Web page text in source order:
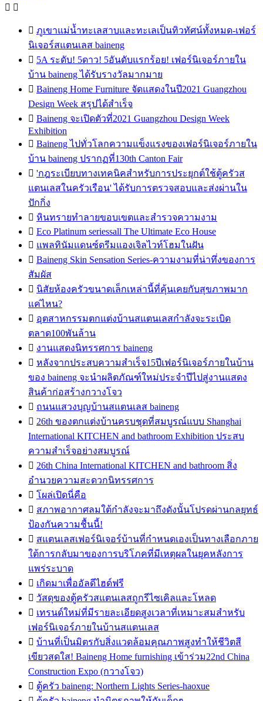
 
 ภูเขาแม่น้ำทะเลสาบและทะเลเป็นทิวทัศน์ทั้งหมด-เฟอร์
นิเจอร์สแตนเลส baineng
 5A ระดับ! 5ดาว! 5อันดับแรกร้อย! เฟอร์นิเจอร์ภายใน
บ้าน baineng ได้รับรางวัลมากมาย
 Baineng Home Furniture จัดแสดงในปี2021 Guangzhou
Design Week สรุปได้สำเร็จ
 Baineng จะเปิดตัวที่2021 Guangzhou Design Week
Exhibition
 Baineng ไปทั่วโลกความแข็งแรงของเฟอร์นิเจอร์ภายใน
บ้าน baineng ปรากฏที่130th Canton Fair
 'กฎระเบียบทางเทคนิคสำหรับการประยุกต์ใช้ตู้ครัวส
แตนเลสในครัวเรือน' ได้รับการตรวจสอบและส่งผ่านใน
ปักกิ่ง
 หินทรายทำลายขอบเขตและสำรวจความงาม
 Eco Platinum seriessall The Ultimate Eco House
 แพลทินัมแดนซ์ดรีมแองเจิลไวท์โฮมในฝัน
 Baineng Skin Sensation Series-ความงามที่น่าทึ่งของการ
สัมผัส
 นิสัยห้องครัวขนาดเล็กเหล่านี้ที่คุ้นเคยกับสุขภาพมาก
แค่ไหน?
 อุตสาหกรรมตกแต่งบ้านสแตนเลสกำลังจะระเบิด
ตลาด100พันล้าน
 งานแสดงนิทรรศการ baineng
 หลังจากประสบความสำเร็จ15ปีเฟอร์นิเจอร์ภายในบ้าน
ของ baineng จะนำผลิตภัณฑ์ใหม่ประจำปีไปสู่งานแสดง
สินค้าก่อสร้างกวางโจว
 ถนนแสวงบุญบ้านสแตนเลส baineng
 26th ของตกแต่งบ้านครบชุดที่สมบูรณ์แบบ Shanghai
International KITCHEN and bathroom Exhibition ประสบ
ความสำเร็จอย่างสมบูรณ์
 26th China International KITCHEN and bathroom สิ่ง
อำนวยความสะดวกนิทรรศการ
 โผล่เปิดนี่คือ
 สภาพอากาศลมใต้กำลังจะมาถึงดังนั้นโปรดผ่านกลยุทธ์
ป้องกันความชื้นนี้!
 สแตนเลสเฟอร์นิเจอร์บ้านที่กำหนดเองเป็นทางเลือกภาย
ใต้การกลับมาของการบริโภคที่มีเหตุผลในยุคหลังการ
แพร่ระบาด
 เกิดมาเพื่ออัลดีไฮด์ฟรี
 วัสดุของตู้ครัวสแตนเลสถูกรีไซเคิลและโหลด
 เทรนด์ใหม่ที่มีรายละเอียดสูงเวลาที่เหมาะสมสำหรับ
เฟอร์นิเจอร์ภายในบ้านสแตนเลส
 บ้านที่เป็นมิตรกับสิ่งแวดล้อมคุณภาพสูงทำให้ชีวิตสี
เขียวสดใส! Baineng Home furnishing เข้าร่วม22nd China
Construction Expo (กวางโจว)
 ตู้ครัว baineng: Northern Lights Series-haoxue